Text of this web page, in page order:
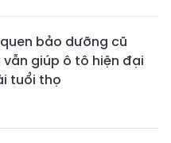
bảo dưỡng cũ
vẫn giúp ô tô hiện đại
tuổi thọ